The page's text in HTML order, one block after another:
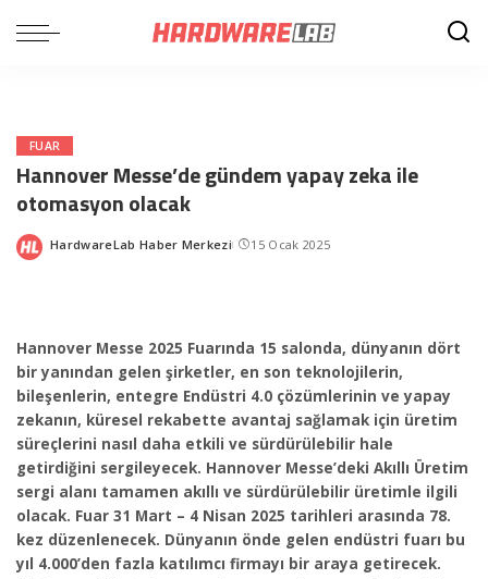
FUAR
Hannover Messe’de gündem yapay zeka ile
otomasyon olacak
Posted
HardwareLab Haber Merkezi 15 Ocak 2025
Hannover Messe 2025 Fuarında 15 salonda, dünyanın dört
bir yanından gelen şirketler, en son teknolojilerin,
bileşenlerin, entegre Endüstri 4.0 çözümlerinin ve yapay
zekanın, küresel rekabette avantaj sağlamak için üretim
süreçlerini nasıl daha etkili ve sürdürülebilir hale
getirdiğini sergileyecek. Hannover Messe’deki Akıllı Üretim
sergi alanı tamamen akıllı ve sürdürülebilir üretimle ilgili
olacak. Fuar 31 Mart – 4 Nisan 2025 tarihleri arasında 78.
kez düzenlenecek. Dünyanın önde gelen endüstri fuarı bu
yıl 4.000’den fazla katılımcı firmayı bir araya getirecek.